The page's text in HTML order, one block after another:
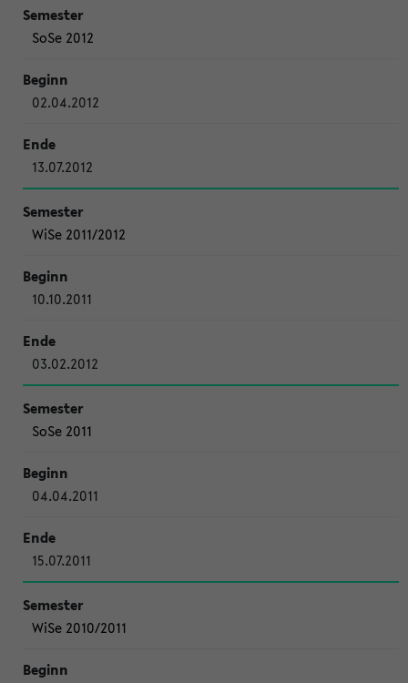
SoSe 2012
02.04.2012
13.07.2012
WiSe 2011/2012
10.10.2011
03.02.2012
SoSe 2011
04.04.2011
15.07.2011
WiSe 2010/2011